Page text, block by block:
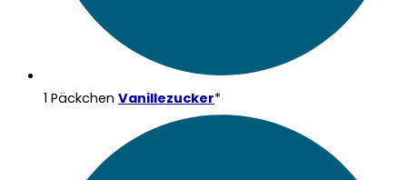
1 Päckchen Vanillezucker*